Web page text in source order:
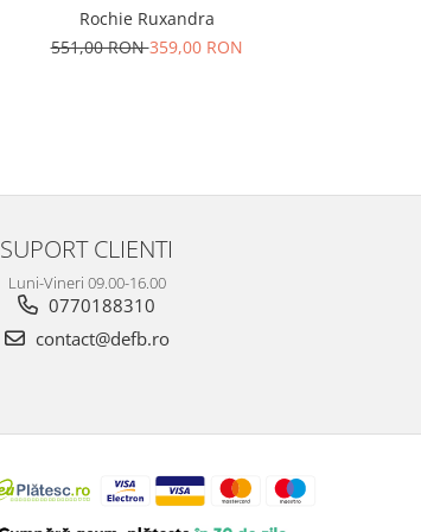
Rochie Ruxandra
551,00 RON359,00 RON
SUPORT CLIENTI
Luni-Vineri 09.00-16.00
0770188310
contact@defb.ro